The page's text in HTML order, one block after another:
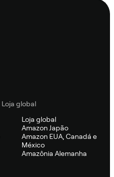
Loja global
Loja global
Amazon Japão
Amazon EUA, Canadá e
México
Amazônia Alemanha